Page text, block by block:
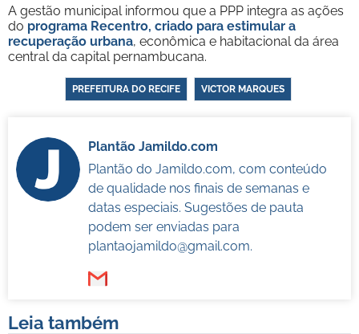
A gestão municipal informou que a PPP integra as ações
do programa Recentro, criado para estimular a
recuperação urbana, econômica e habitacional da área
central da capital pernambucana.
PREFEITURA DO RECIFE VICTOR MARQUES
Plantão Jamildo.com
Plantão do Jamildo.com, com conteúdo
de qualidade nos finais de semanas e
datas especiais. Sugestões de pauta
podem ser enviadas para
plantaojamildo@gmail.com.
Leia também